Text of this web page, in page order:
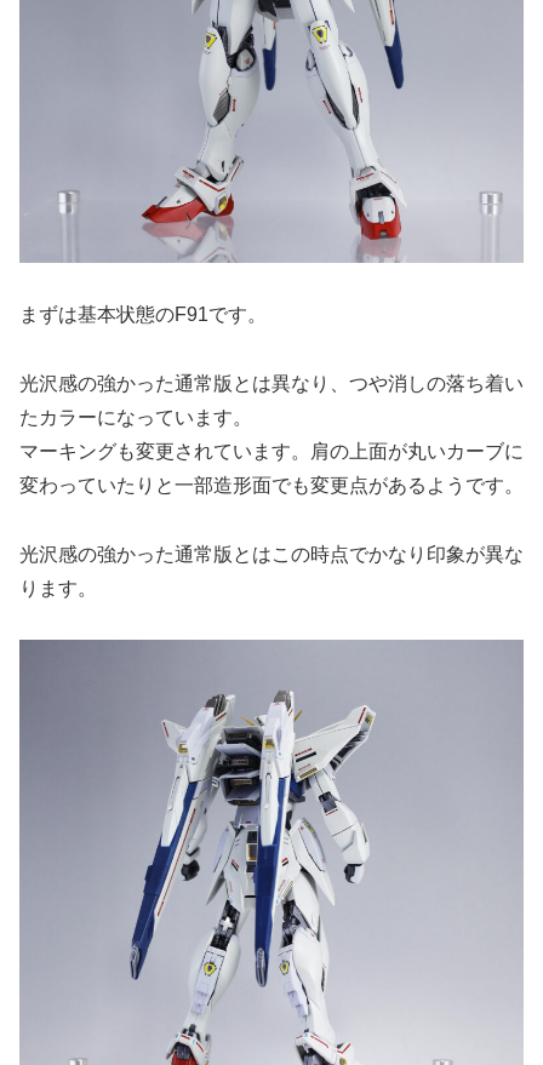
まずは基本状態のF91です。
光沢感の強かった通常版とは異なり、つや消しの落ち着い
たカラーになっています。
マーキングも変更されています。肩の上面が丸いカーブに
変わっていたりと一部造形面でも変更点があるようです。
光沢感の強かった通常版とはこの時点でかなり印象が異な
ります。